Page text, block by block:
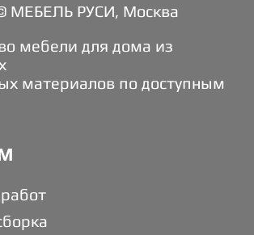
МЕБЕЛЬ РУСИ, Москва
мебели для дома из
материалов по доступным